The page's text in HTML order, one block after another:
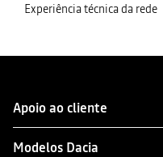
Experiência técnica da rede
Apoio ao cliente
Modelos Dacia